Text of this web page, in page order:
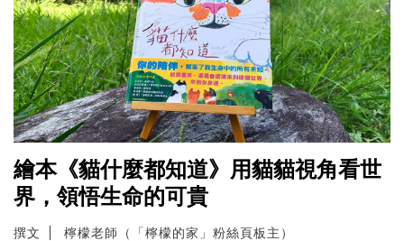
繪本《貓什麼都知道》用貓貓視角看世
界，領悟生命的可貴
撰文 檸檬老師（「檸檬的家」粉絲頁板主）